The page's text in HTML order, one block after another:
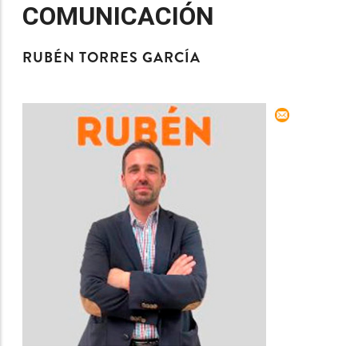
COMUNICACIÓN
RUBÉN TORRES GARCÍA